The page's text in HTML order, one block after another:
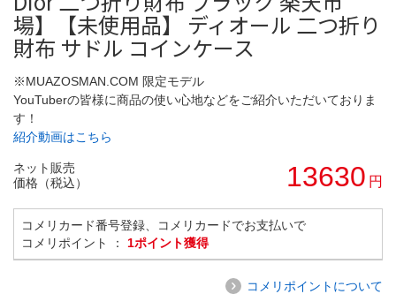
場】【未使用品】 ディオール 二つ折り
財布 サドル コインケース
※MUAZOSMAN.COM 限定モデル
YouTuberの皆様に商品の使い心地などをご紹介いただいておりま
す！
紹介動画はこちら
ネット販売
価格（税込）
13630 円
コメリカード番号登録、コメリカードでお支払いで
コメリポイント ： 1ポイント獲得
コメリポイントについて